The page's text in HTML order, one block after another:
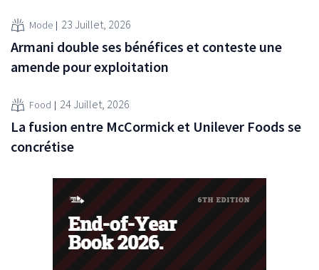
Mode 23 Juillet, 2026
Armani double ses bénéfices et conteste une
amende pour exploitation
Food 24 Juillet, 2026
La fusion entre McCormick et Unilever Foods se
concrétise